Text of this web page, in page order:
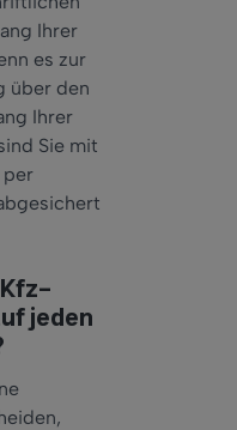
Ihrer
es zur
über den
Ihrer
Sie mit
per
jeden